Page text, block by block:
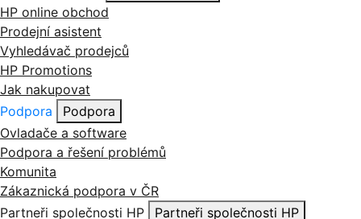
HP online obchod
Prodejní asistent
Vyhledávač prodejců
HP Promotions
Jak nakupovat
Podpora
Podpora
Ovladače a software
Podpora a řešení problémů
Komunita
Zákaznická podpora v ČR
Partneři společnosti HP
Partneři společnosti HP